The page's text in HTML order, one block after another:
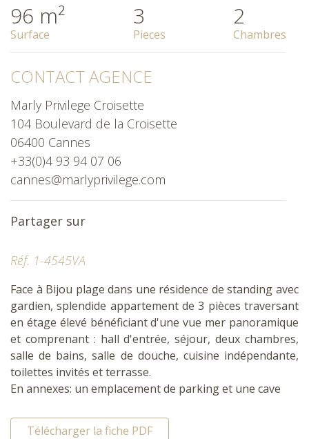
Réf. 1-4545VA
Face à Bijou plage dans une résidence de standing avec
gardien, splendide appartement de 3 pièces traversant
en étage élevé bénéficiant d'une vue mer panoramique
et comprenant : hall d'entrée, séjour, deux chambres,
salle de bains, salle de douche, cuisine indépendante,
toilettes invités et terrasse.
En annexes: un emplacement de parking et une cave
Télécharger la fiche PDF
96 m²
Surface
3
Pieces
2
Chambres
CONTACT AGENCE
Marly Privilege Croisette
104 Boulevard de la Croisette
06400 Cannes
+33(0)4 93 94 07 06
cannes@marlyprivilege.com
Partager sur